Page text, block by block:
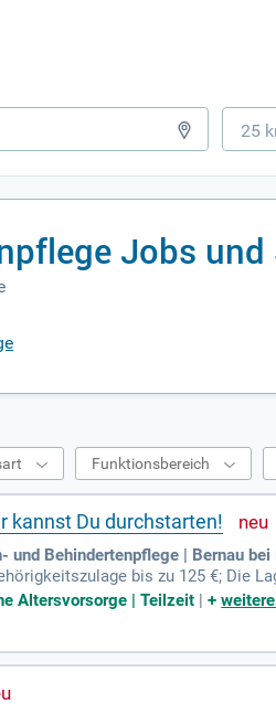
25
Jobs
Funktionsbereich
kannst Du durchstarten!
und Behindertenpflege | Bernau bei
bis zu 125 €; Die
durch GGAB);
Altersvorsorge | Teilzeit |+